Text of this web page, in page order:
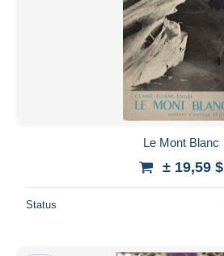
Le Mont Blanc
± 19,59 $
Status